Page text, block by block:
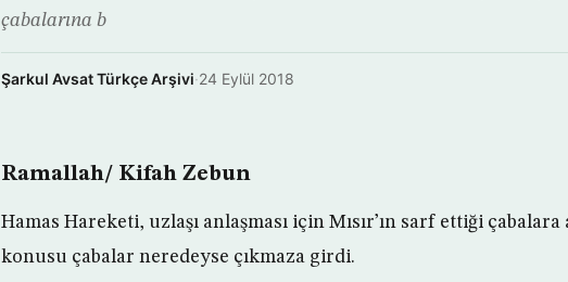
çabalarına b
Şarkul Avsat Türkçe Arşivi·24 Eylül 2018
Ramallah/ Kifah Zebun
Hamas Hareketi, uzlaşı anlaşması için Mısır’ın sarf ettiği çabalara
konusu çabalar neredeyse çıkmaza girdi.